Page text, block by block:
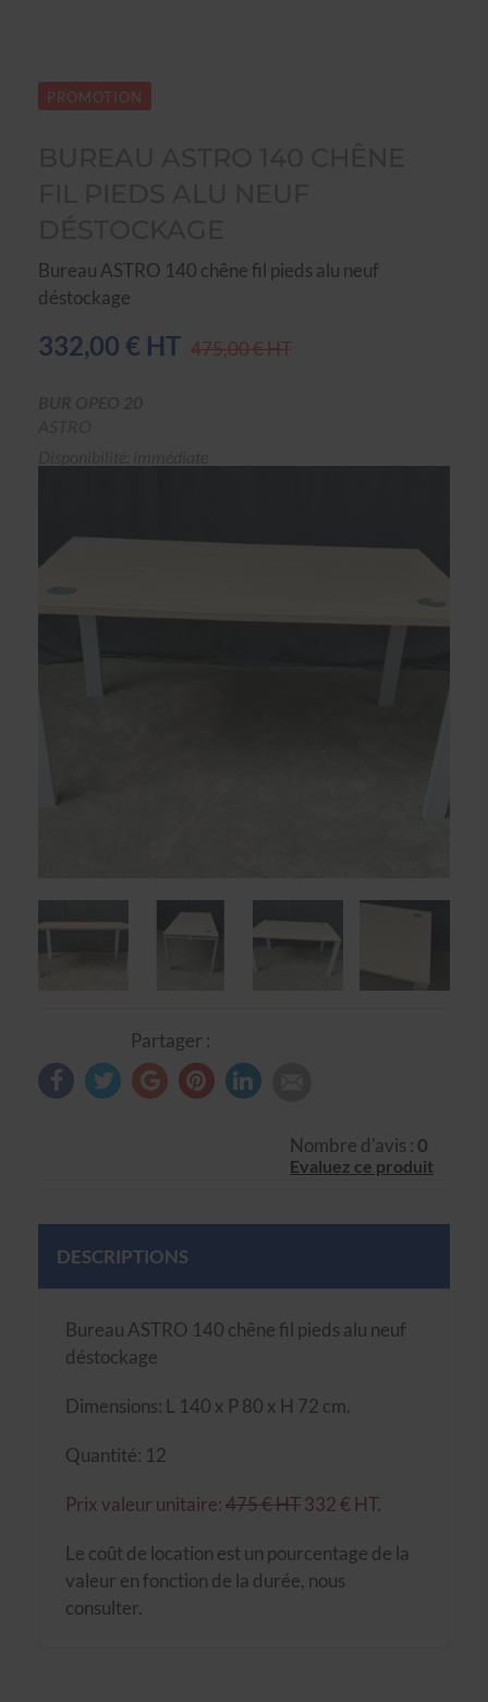
PROMOTION
Bureau ASTRO 140 chêne fil pieds alu neuf
déstockage
332,00 € HT 475,00 € HT
Partager :
Nombre d'avis : 0
Evaluez ce produit
DESCRIPTIONS
Bureau ASTRO 140 chêne fil pieds alu neuf
déstockage
Dimensions: L 140 x P 80 x H 72 cm.
Quantité: 12
Prix valeur unitaire:475 € HT332 € HT.
Le coût de location est un pourcentage de la
valeur en fonction de la durée, nous
consulter.